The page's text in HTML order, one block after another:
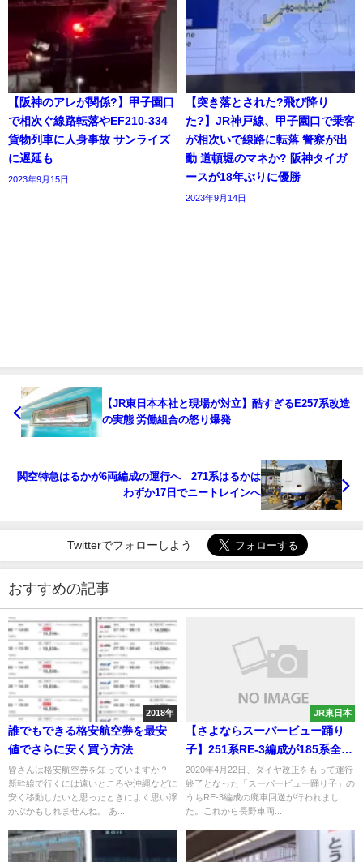
【阪神のアレが関係?】甲子園口
で相次ぐ線路転落やEF210-334
貨物列車に人身事故 サンライズ
に遅延も
2023年9月15日
【突き落とされた?飛び降り
た?】JR神戸線、甲子園口で乗客
が相次いで線路に転落 警察が出
動 道頓堀のマネか? 阪神タイガ
ースが18年ぶりに優勝
2023年9月14日
【JR東日本本社と現場が対立】酷すぎるE257系改造
の実態 労働組合の怒り爆発
関空特急はるかが6両編成の運行へ 271系はるかは
わずか17日でニートレインへ
Twitterでフォローしよう
おすすめの記事
2018年
誰でもできる格安航空券を最安
値でさらに安く買う方法
皆さんは格安航空券を知っていますか？
新幹線で行くには遠いところや沖縄などに
安く移動したいと思ったときによく思い浮
かぶかもしれませんね。 あ...
JR東日本
【さよならスーパービュー踊り
子】251系RE-3編成が185系全廃
より先に長野へ廃車回送
2020年4月22日、ダイヤ改正をもって運行
終了となった「スーパービュー踊り子」の
うちRE-3編成の廃車回送が行われまし
た。これから長野車両...